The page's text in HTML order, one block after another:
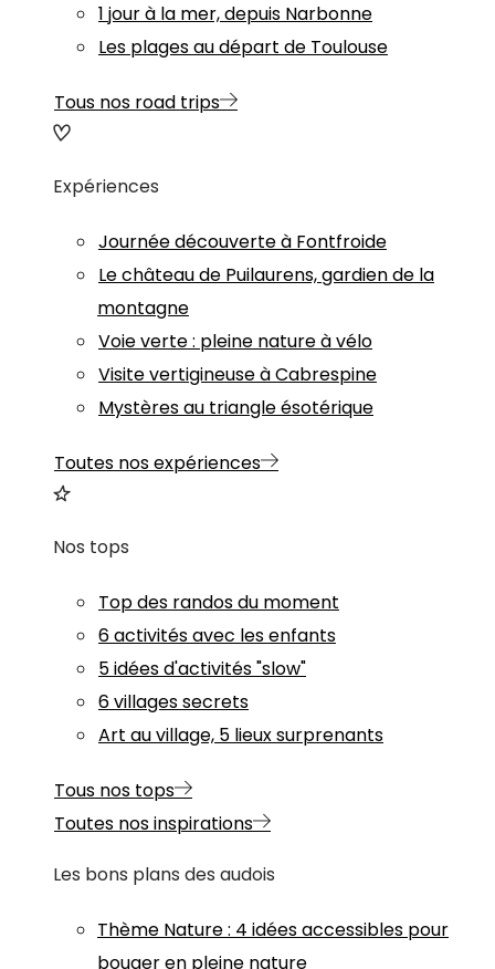
1 jour à la mer, depuis Narbonne
Les plages au départ de Toulouse
Tous nos road trips
Expériences
Journée découverte à Fontfroide
Le château de Puilaurens, gardien de la
montagne
Voie verte : pleine nature à vélo
Visite vertigineuse à Cabrespine
Mystères au triangle ésotérique
Toutes nos expériences
Nos tops
Top des randos du moment
6 activités avec les enfants
5 idées d'activités "slow"
6 villages secrets
Art au village, 5 lieux surprenants
Tous nos tops
Toutes nos inspirations
Les bons plans des audois
Thème Nature: 4 idées accessibles pour
bouger en pleine nature